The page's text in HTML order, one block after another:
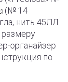
(№ 14
нить 45ЛЛ
органайзер
по